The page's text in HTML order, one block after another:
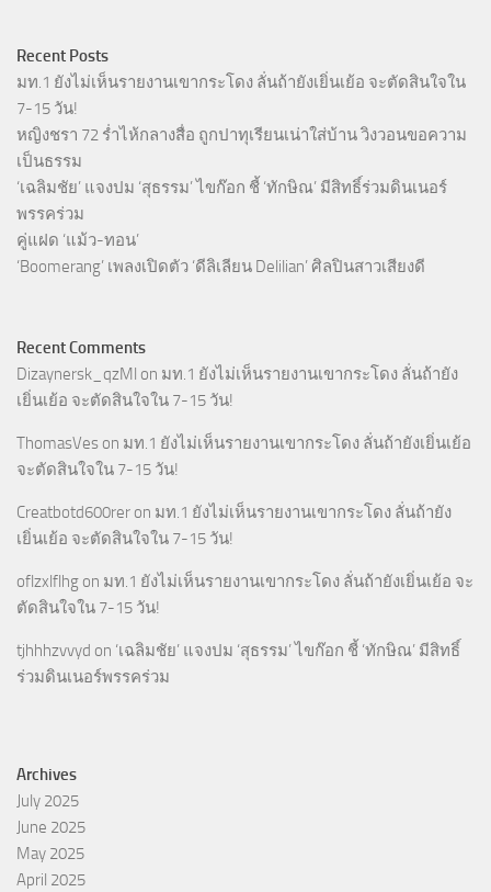
Recent Posts
มท.1 ยังไม่เห็นรายงานเขากระโดง ลั่นถ้ายังเยิ่นเย้อ จะตัดสินใจใน
7-15 วัน!
หญิงชรา 72 ร่ำไห้กลางสื่อ ถูกปาทุเรียนเน่าใส่บ้าน วิงวอนขอความ
เป็นธรรม
‘เฉลิมชัย’ แจงปม ‘สุธรรม’ ไขก๊อก ชี้ ‘ทักษิณ’ มีสิทธิ์ร่วมดินเนอร์
พรรคร่วม
คู่แฝด ‘แม้ว-ทอน’
‘Boomerang’ เพลงเปิดตัว ‘ดีลิเลียน Delilian’ ศิลปินสาวเสียงดี
Recent Comments
Dizaynersk_qzMl on มท.1 ยังไม่เห็นรายงานเขากระโดง ลั่นถ้ายัง
เยิ่นเย้อ จะตัดสินใจใน 7-15 วัน!
ThomasVes on มท.1 ยังไม่เห็นรายงานเขากระโดง ลั่นถ้ายังเยิ่นเย้อ
จะตัดสินใจใน 7-15 วัน!
Creatbotd600rer on มท.1 ยังไม่เห็นรายงานเขากระโดง ลั่นถ้ายัง
เยิ่นเย้อ จะตัดสินใจใน 7-15 วัน!
oflzxlflhg on มท.1 ยังไม่เห็นรายงานเขากระโดง ลั่นถ้ายังเยิ่นเย้อ จะ
ตัดสินใจใน 7-15 วัน!
tjhhhzvvyd on ‘เฉลิมชัย’ แจงปม ‘สุธรรม’ ไขก๊อก ชี้ ‘ทักษิณ’ มีสิทธิ์
ร่วมดินเนอร์พรรคร่วม
Archives
July 2025
June 2025
May 2025
April 2025